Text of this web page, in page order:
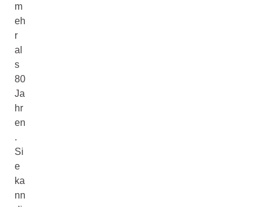
m
eh
r
al
s
80
Ja
hr
en
.
Si
e
ka
nn